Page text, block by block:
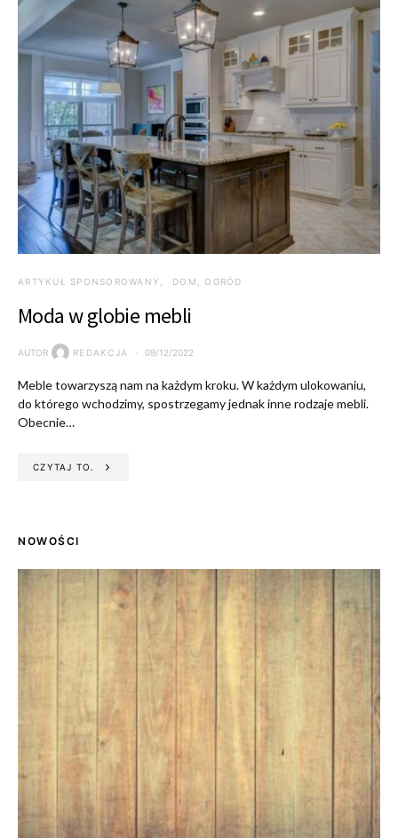
ARTYKUŁ SPONSOROWANY DOM, OGRÓD
Moda w globie mebli
AUTOR REDAKCJA 09/12/2022
Meble towarzyszą nam na każdym kroku. W każdym ulokowaniu,
do którego wchodzimy, spostrzegamy jednak inne rodzaje mebli.
Obecnie…
CZYTAJ TO.
NOWOŚCI